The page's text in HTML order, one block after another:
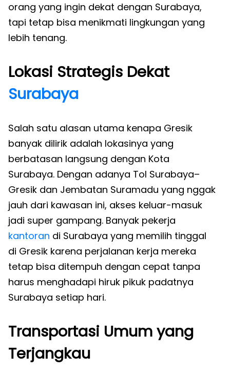
orang yang ingin dekat dengan Surabaya,
tapi tetap bisa menikmati lingkungan yang
lebih tenang.
Lokasi Strategis Dekat
Surabaya
Salah satu alasan utama kenapa Gresik
banyak dilirik adalah lokasinya yang
berbatasan langsung dengan Kota
Surabaya. Dengan adanya Tol Surabaya–
Gresik dan Jembatan Suramadu yang nggak
jauh dari kawasan ini, akses keluar-masuk
jadi super gampang. Banyak pekerja
kantoran di Surabaya yang memilih tinggal
di Gresik karena perjalanan kerja mereka
tetap bisa ditempuh dengan cepat tanpa
harus menghadapi hiruk pikuk padatnya
Surabaya setiap hari.
Transportasi Umum yang
Terjangkau